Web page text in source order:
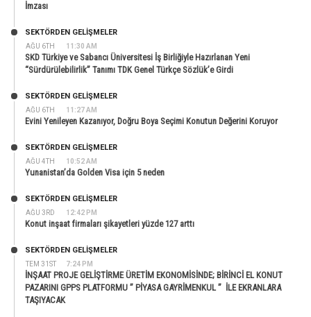
İmzası
AĞU 6TH 11:30 AM
SEKTÖRDEN GELIŞMELER
SKD Türkiye ve Sabancı Üniversitesi İş Birliğiyle Hazırlanan Yeni
“Sürdürülebilirlik” Tanımı TDK Genel Türkçe Sözlük’e Girdi
AĞU 6TH 11:27 AM
SEKTÖRDEN GELIŞMELER
Evini Yenileyen Kazanıyor, Doğru Boya Seçimi Konutun Değerini Koruyor
AĞU 4TH 10:52 AM
SEKTÖRDEN GELIŞMELER
Yunanistan’da Golden Visa için 5 neden
AĞU 3RD 12:42 PM
SEKTÖRDEN GELIŞMELER
Konut inşaat firmaları şikayetleri yüzde 127 arttı
TEM 31ST 7:24 PM
SEKTÖRDEN GELIŞMELER
İNŞAAT PROJE GELİŞTİRME ÜRETİM EKONOMİSİNDE; BİRİNCİ EL KONUT
PAZARINI GPPS PLATFORMU ” PİYASA GAYRİMENKUL ” İLE EKRANLARA
TAŞIYACAK